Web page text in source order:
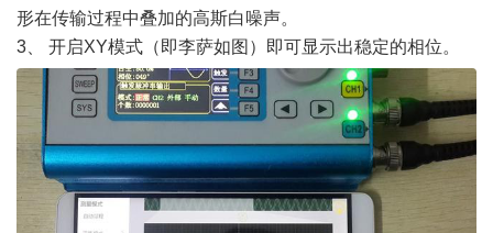
形在传输过程中叠加的高斯白噪声。
3、 开启XY模式（即李萨如图）即可显示出稳定的相位。